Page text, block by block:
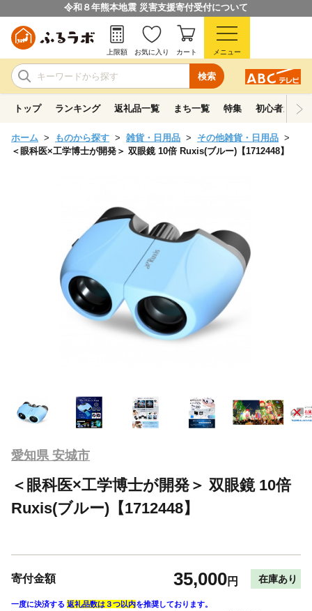
令和８年熊本地震 災害支援寄付受付について
検索
上限額 お気に入り カート メニュー
トップ ランキング 返礼品一覧 まち一覧 特集 初心者ガイド
ホーム ものから探す 雑貨・日用品
その他雑貨・日用品
＜眼科医×工学博士が開発＞ 双眼鏡 10倍 Ruxis(ブルー)【1712448】
愛知県 安城市
＜眼科医×工学博士が開発＞ 双眼鏡 10倍
Ruxis(ブルー)【1712448】
寄付金額 35,000円 在庫あり
一度に決済する 返礼品数は３つ以内を推奨しております。